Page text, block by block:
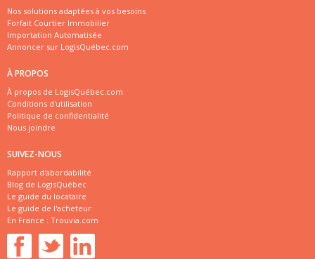
Nos solutions adaptées à vos besoins
Forfait Courtier Immobilier
Importation Automatisée
Annoncer sur LogisQuébec.com
À PROPOS
À propos de LogisQuébec.com
Conditions d'utilisation
Politique de confidentialité
Nous joindre
SUIVEZ-NOUS
Rapport d'abordabilité
Blog de LogisQuébec
Le guide du locataire
Le guide de l'acheteur
En France : Trouvia.com